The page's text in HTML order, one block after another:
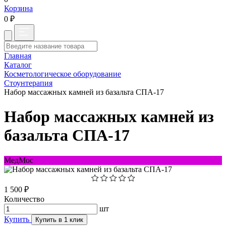
Корзина
0 ₽
Главная
Каталог
Косметологическое оборудование
Стоунтерапия
Набор массажных камней из базальта СПА-17
Набор массажных камней из
базальта СПА-17
МедМос
1 500 ₽
Количество
шт
Купить
Купить в 1 клик